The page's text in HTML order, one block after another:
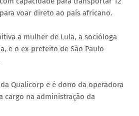
voar direto ao país africano.
a mulher de Lula, a socióloga
e o ex-prefeito de São Paulo
Qualicorp e é dono da operadora
cargo na administração da